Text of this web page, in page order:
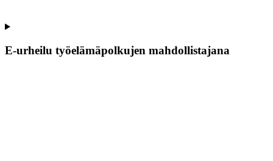
E-urheilu työelämäpolkujen mahdollistajana